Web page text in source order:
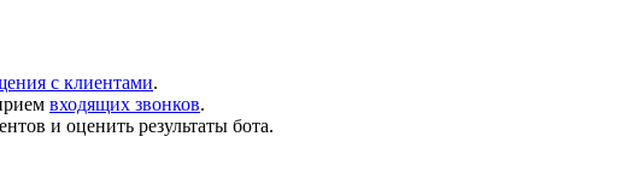
с клиентами.
входящих звонков.
и оценить результаты бота.